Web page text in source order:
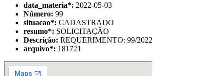
data_materia*: 2022-05-03
Número: 99
situacao*: CADASTRADO
resumo*: SOLICITAÇÃO
Descrição: REQUERIMENTO: 99/2022
arquivo*: 181721